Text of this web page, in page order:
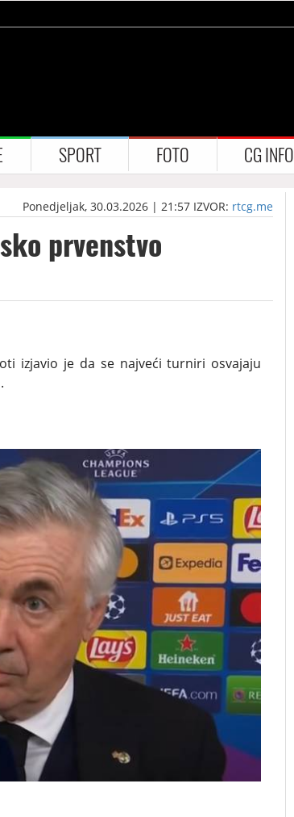
SPORT FOTO CG INFO
Ponedjeljak, 30.03.2026 | 21:57 IZVOR: rtcg.me
prvenstvo
izjavio je da se najveći turniri osvajaju